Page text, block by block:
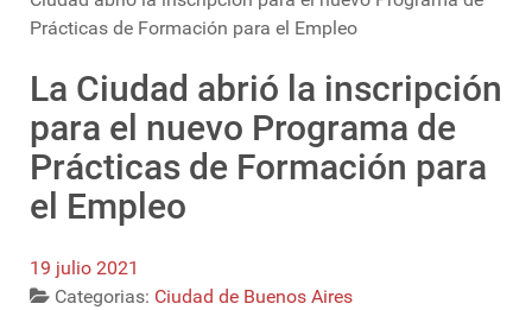
Prácticas de Formación para el Empleo
La Ciudad abrió la inscripción
para el nuevo Programa de
Prácticas de Formación para
el Empleo
19 julio 2021
Categorias: Ciudad de Buenos Aires